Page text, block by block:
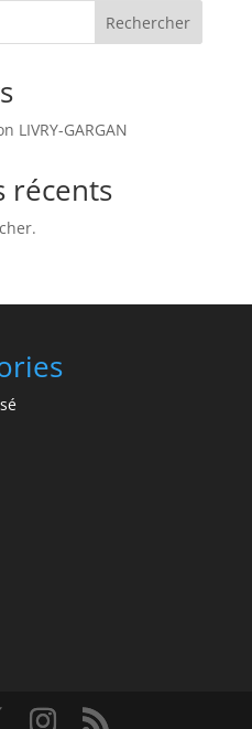
Rechercher
LIVRY-GARGAN
récents